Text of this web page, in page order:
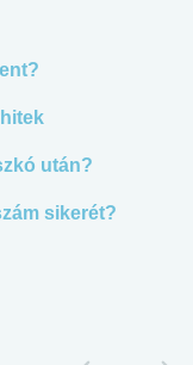
után?
sikerét?